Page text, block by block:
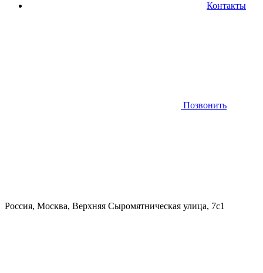
Контакты
Позвонить
Россия, Москва, Верхняя Сыромятническая улица, 7с1